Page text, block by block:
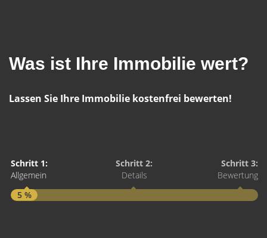
Was ist Ihre Immobilie wert?
Lassen Sie Ihre Immobilie kostenfrei bewerten!
Schritt 1:
Allgemein
Schritt 2:
Details
Schritt 3:
Bewertung
5 %